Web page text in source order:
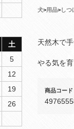
犬>用品>しつ
天然木で
やる気を
商品コード
土
5
12
19
26